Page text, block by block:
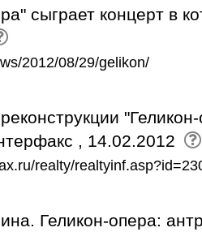
сыграет концерт в
2012/08/29/gelikon/
, 14.02.2012
realty/
Геликон-опера: